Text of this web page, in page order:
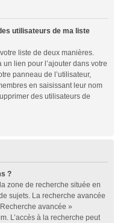
utilisateurs de ma liste
liste de deux manières.
lien pour l’ajouter dans votre
panneau de l’utilisateur,
en saisissant leur nom
des utilisateurs de
?
zone de recherche située en
sujets. La recherche avancée
avancée »
L’accès à la recherche peut